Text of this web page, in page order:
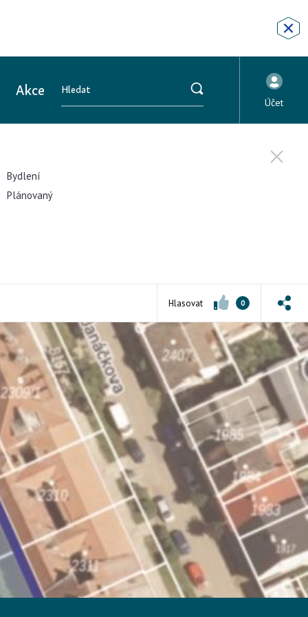
Akce
Účet
Bydlení
Plánovaný
Hlasovat 0